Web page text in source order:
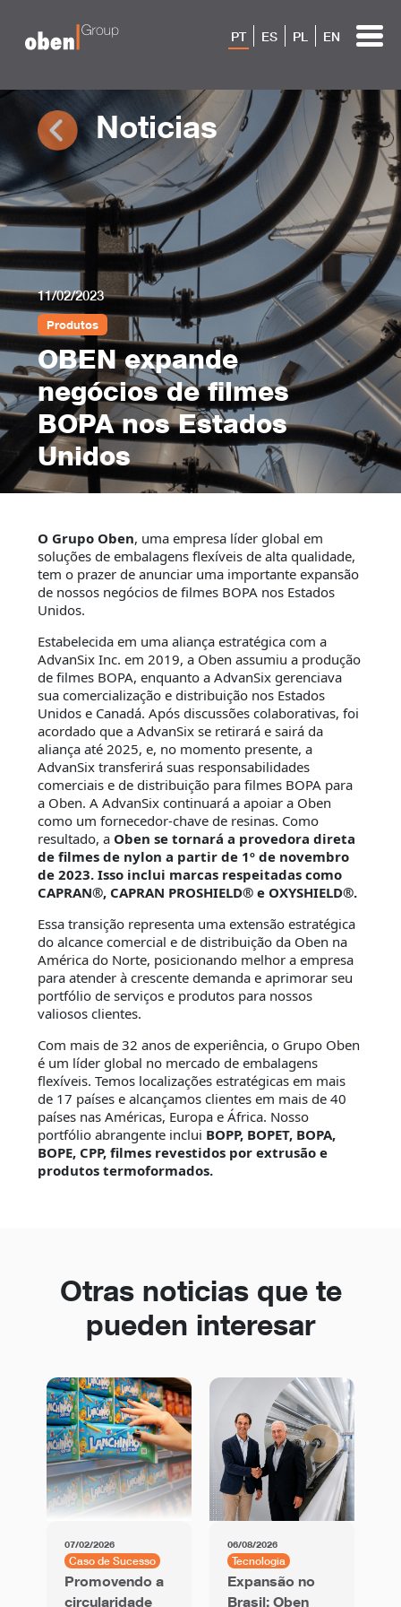
PT ES PL EN
Noticias
11/02/2023
Produtos
OBEN expande
negócios de filmes
BOPA nos Estados
Unidos
O Grupo Oben, uma empresa líder global em
soluções de embalagens flexíveis de alta qualidade,
tem o prazer de anunciar uma importante expansão
de nossos negócios de filmes BOPA nos Estados
Unidos.
Estabelecida em uma aliança estratégica com a
AdvanSix Inc. em 2019, a Oben assumiu a produção
de filmes BOPA, enquanto a AdvanSix gerenciava
sua comercialização e distribuição nos Estados
Unidos e Canadá. Após discussões colaborativas, foi
acordado que a AdvanSix se retirará e sairá da
aliança até 2025, e, no momento presente, a
AdvanSix transferirá suas responsabilidades
comerciais e de distribuição para filmes BOPA para
a Oben. A AdvanSix continuará a apoiar a Oben
como um fornecedor-chave de resinas. Como
resultado, a Oben se tornará a provedora direta
de filmes de nylon a partir de 1º de novembro
de 2023. Isso inclui marcas respeitadas como
CAPRAN®, CAPRAN PROSHIELD® e OXYSHIELD®.
Essa transição representa uma extensão estratégica
do alcance comercial e de distribuição da Oben na
América do Norte, posicionando melhor a empresa
para atender à crescente demanda e aprimorar seu
portfólio de serviços e produtos para nossos
valiosos clientes.
Com mais de 32 anos de experiência, o Grupo Oben
é um líder global no mercado de embalagens
flexíveis. Temos localizações estratégicas em mais
de 17 países e alcançamos clientes em mais de 40
países nas Américas, Europa e África. Nosso
portfólio abrangente inclui BOPP, BOPET, BOPA,
BOPE, CPP, filmes revestidos por extrusão e
produtos termoformados.
Otras noticias que te
pueden interesar
07/02/2026
Caso de Sucesso
Promovendo a
circularidade
06/08/2026
Tecnologia
Expansão no
Brasil: Oben